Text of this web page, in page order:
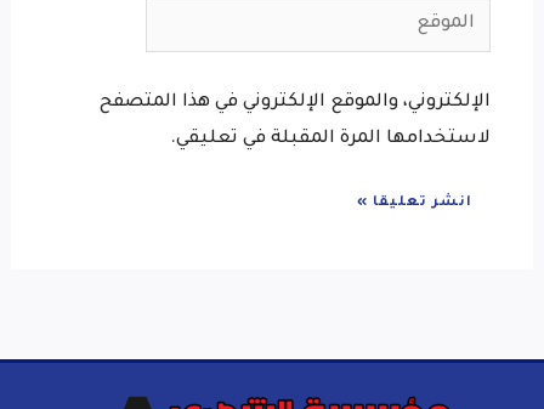
الموقع
الإلكتروني، والموقع الإلكتروني في هذا المتصفح
لاستخدامها المرة المقبلة في تعليقي.